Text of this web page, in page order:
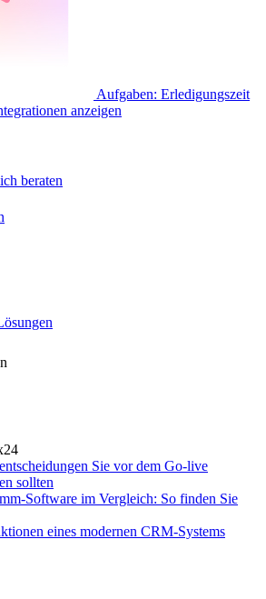
Aufgaben: Erledigungszeit
anzeigen
beraten
Sie vor dem Go-live
sollten
Software im Vergleich: So finden Sie
eines modernen CRM-Systems